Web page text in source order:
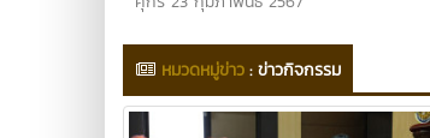
หมวดหมู่ข่าว:ข่าวกิจกรรม